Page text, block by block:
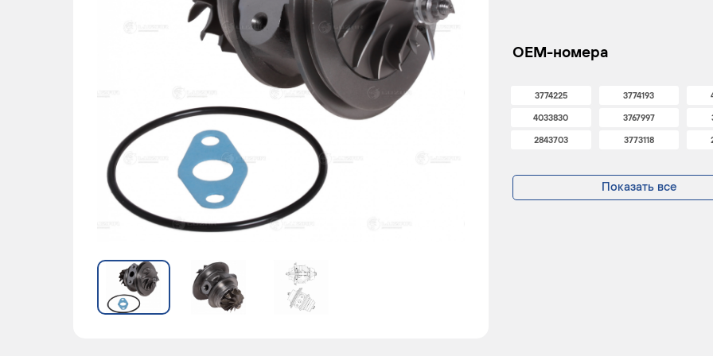
OEM-номера
3774225 3774193
4033830 3767997
2843703 3773118
Показать все